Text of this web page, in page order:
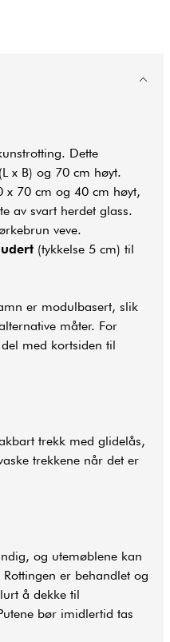
Dette
x B) og 70 cm høyt.
x 70 cm og 40 cm høyt,
av svart herdet glass.
veve.
(tykkelse 5 cm) til
er modulbasert, slik
måter. For
med kortsiden til
trekk med glidelås,
trekkene når det er
og utemøblene kan
er behandlet og
å dekke til
bør imidlertid tas